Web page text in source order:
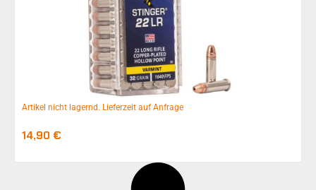
Artikel nicht lagernd. Lieferzeit auf Anfrage
14,90 €